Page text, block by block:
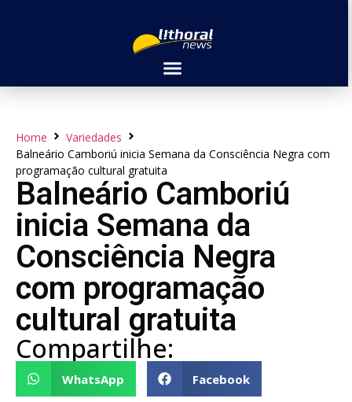
Home
Variedades
Balneário Camboriú inicia Semana da Consciência Negra com
programação cultural gratuita
Balneário Camboriú
inicia Semana da
Consciência Negra
com programação
cultural gratuita
Compartilhe:
WhatsApp Facebook